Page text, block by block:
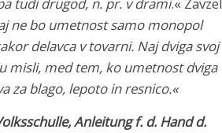
ne bo umetnost samo monopol
delavca v tovarni. Naj dviga svoj
misli, med tem, ko umetnost dviga
za blago, lepoto in resnico.«
Anleitung f. d. Hand d.